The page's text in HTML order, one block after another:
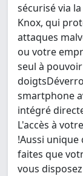
sécurisé via
Knox, qui
attaques
ou votre
seul à
smartphone
intégré
L'accès à
!Aussi unique
faites que
vous